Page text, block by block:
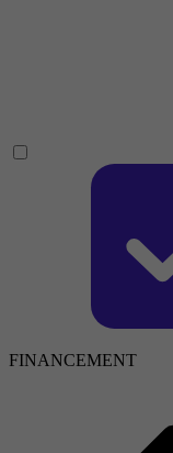
FINANCEMENT